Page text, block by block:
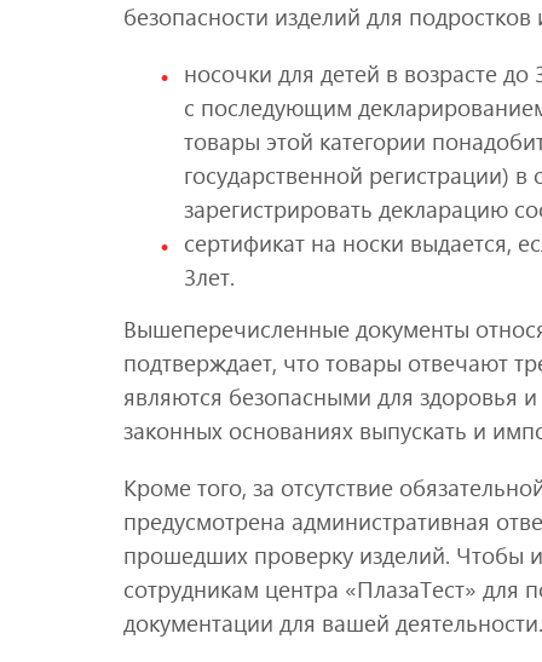
безопасности изделий для подростков
носочки для детей в возрасте
с последующим
товары этой категории
государственной регистрации)
зарегистрировать декларацию
сертификат на носки выдается,
3лет.
Вышеперечисленные документы
подтверждает, что товары отвечают
являются безопасными для здоровья
законных основаниях выпускать и
Кроме того, за отсутствие
предусмотрена административная
прошедших проверку изделий. Чтобы
сотрудникам центра «ПлазаТест»
документации для вашей деятельности.